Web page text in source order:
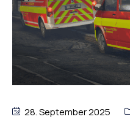
28. September 2025